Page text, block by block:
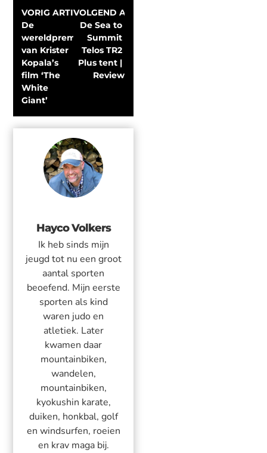
VORIG ARTIKEL
De
wereldpremière
van Krister
Kopala’s
film ‘The
White
Giant’
VOLGEND ARTIKEL
De Sea to
Summit
Telos TR2
Plus tent |
Review
Hayco Volkers
Ik heb sinds mijn
jeugd tot nu een groot
aantal sporten
beoefend. Mijn eerste
sporten als kind
waren judo en
atletiek. Later
kwamen daar
mountainbiken,
wandelen,
mountainbiken,
kyokushin karate,
duiken, honkbal, golf
en windsurfen, roeien
en krav maga bij.